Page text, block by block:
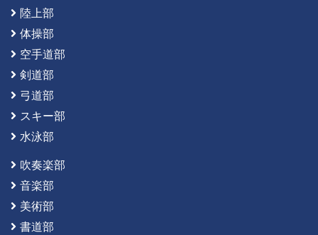
陸上部
体操部
空手道部
剣道部
弓道部
スキー部
水泳部
吹奏楽部
音楽部
美術部
書道部